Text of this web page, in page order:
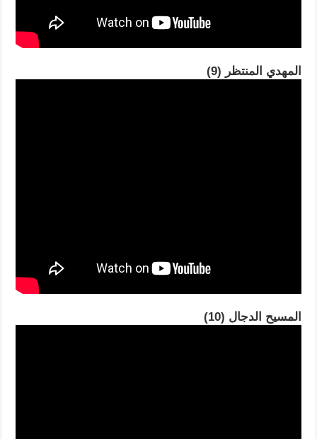
المهدي المنتظر (9)
المسيح الدجال (10)